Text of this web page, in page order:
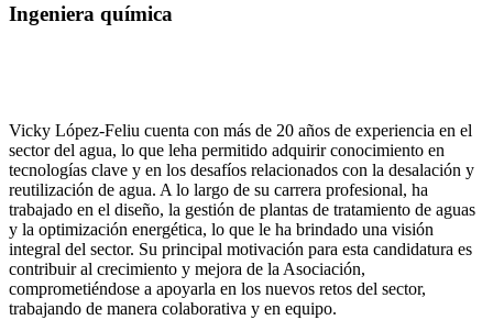
Ingeniera química
Vicky López-Feliu cuenta con más de 20 años de experiencia en el
sector del agua, lo que leha permitido adquirir conocimiento en
tecnologías clave y en los desafíos relacionados con la desalación y
reutilización de agua. A lo largo de su carrera profesional, ha
trabajado en el diseño, la gestión de plantas de tratamiento de aguas
y la optimización energética, lo que le ha brindado una visión
integral del sector. Su principal motivación para esta candidatura es
contribuir al crecimiento y mejora de la Asociación,
comprometiéndose a apoyarla en los nuevos retos del sector,
trabajando de manera colaborativa y en equipo.